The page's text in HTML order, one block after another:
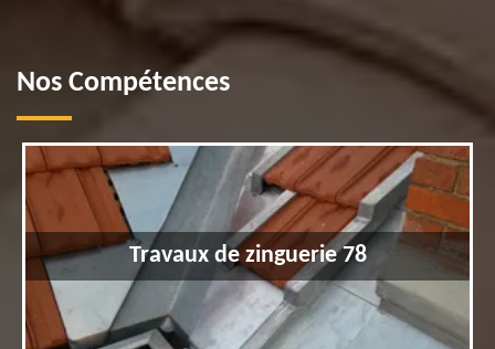
Nos Compétences
Travaux de zinguerie 78